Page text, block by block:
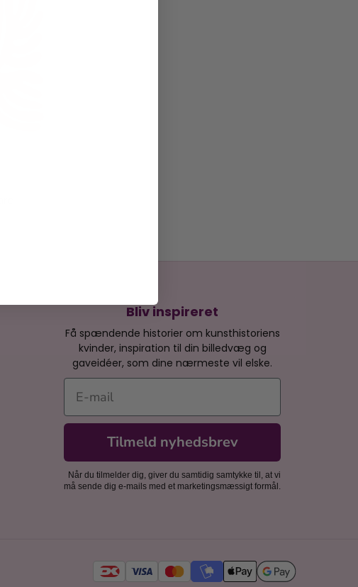
Bliv inspireret
Få spændende historier om kunsthistoriens
kvinder, inspiration til din billedvæg og
gaveidéer, som dine nærmeste vil elske.
E-mail
Tilmeld nyhedsbrev
Når du tilmelder dig, giver du samtidig samtykke til, at vi
må sende dig e-mails med et marketingsmæssigt formål.